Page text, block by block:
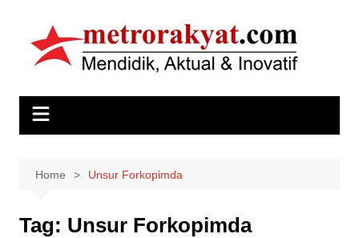
content
Home Unsur Forkopimda
Tag: Unsur Forkopimda